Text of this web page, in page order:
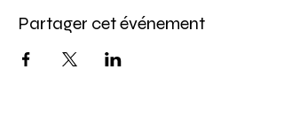
Partager cet événement